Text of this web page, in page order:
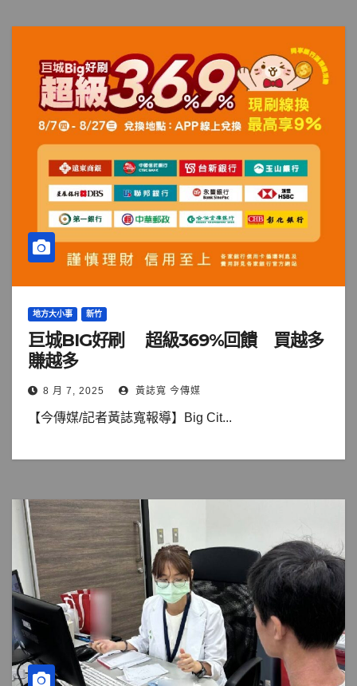
地方大小事 新竹
巨城BIG好刷 超級369%回饋 買越多
賺越多
8 月 7, 2025 黃誌寬 今傳媒
【今傳媒/記者黃誌寬報導】Big Cit...